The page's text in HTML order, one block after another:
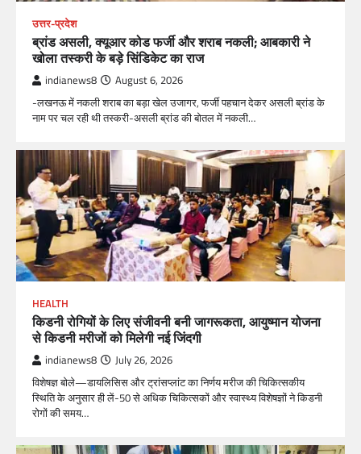
उत्तर-प्रदेश
ब्रांड असली, क्यूआर कोड फर्जी और शराब नकली; आबकारी ने
खोला तस्करी के बड़े सिंडिकेट का राज
indianews8 August 6, 2026
-लखनऊ में नकली शराब का बड़ा खेल उजागर, फर्जी पहचान देकर असली ब्रांड के
नाम पर चल रही थी तस्करी-असली ब्रांड की बोतल में नकली…
HEALTH
किडनी रोगियों के लिए संजीवनी बनी जागरूकता, आयुष्मान योजना
से किडनी मरीजों को मिलेगी नई जिंदगी
indianews8 July 26, 2026
विशेषज्ञ बोले—डायलिसिस और ट्रांसप्लांट का निर्णय मरीज की चिकित्सकीय
स्थिति के अनुसार ही लें-50 से अधिक चिकित्सकों और स्वास्थ्य विशेषज्ञों ने किडनी
रोगों की समय…